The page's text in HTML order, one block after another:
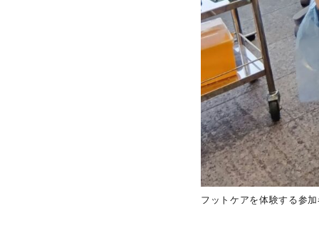
フットケアを体験する参